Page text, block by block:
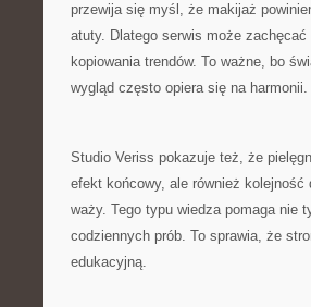
przewija się myśl, że makijaż
atuty. Dlatego serwis może
kopiowania trendów. To ważne, bo
wygląd często opiera się na harmonii.
Studio Veriss pokazuje też, że
efekt końcowy, ale również kolejność
waży. Tego typu wiedza pomaga nie
codziennych prób. To sprawia, że
edukacyjną.